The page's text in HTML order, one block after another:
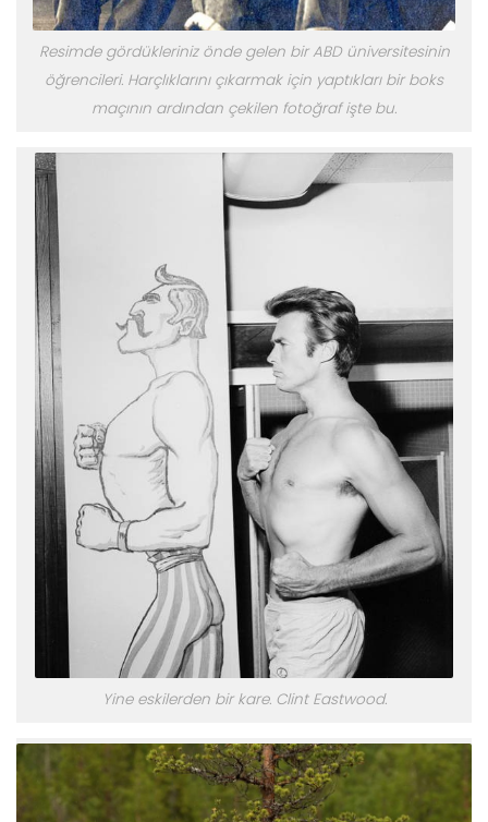
Resimde gördükleriniz önde gelen bir ABD üniversitesinin
öğrencileri. Harçlıklarını çıkarmak için yaptıkları bir boks
maçının ardından çekilen fotoğraf işte bu.
Yine eskilerden bir kare. Clint Eastwood.